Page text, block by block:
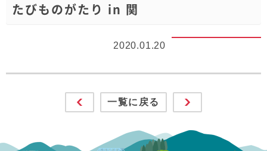
たびものがたり in 関
2020.01.20
一覧に戻る